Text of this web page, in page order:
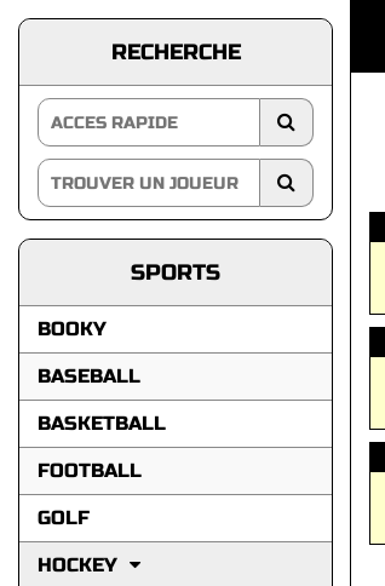
RECHERCHE
SPORTS
BOOKY
BASEBALL
BASKETBALL
FOOTBALL
GOLF
HOCKEY